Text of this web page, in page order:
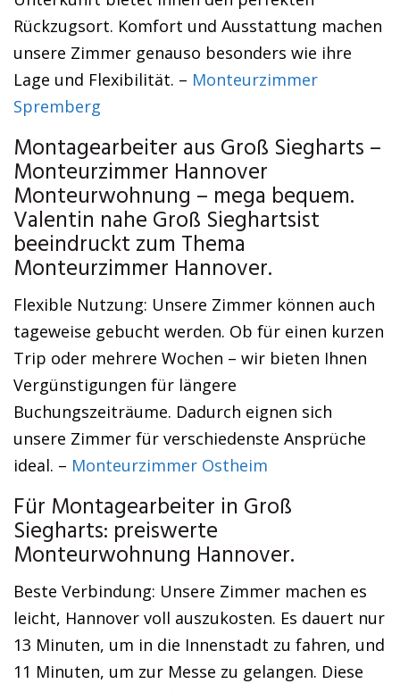
Rückzugsort. Komfort und Ausstattung machen
unsere Zimmer genauso besonders wie ihre
Lage und Flexibilität. – Monteurzimmer
Spremberg
Montagearbeiter aus Groß Siegharts –
Monteurzimmer Hannover
Monteurwohnung – mega bequem.
Valentin nahe Groß Sieghartsist
beeindruckt zum Thema
Monteurzimmer Hannover.
Flexible Nutzung: Unsere Zimmer können auch
tageweise gebucht werden. Ob für einen kurzen
Trip oder mehrere Wochen – wir bieten Ihnen
Vergünstigungen für längere
Buchungszeiträume. Dadurch eignen sich
unsere Zimmer für verschiedenste Ansprüche
ideal. – Monteurzimmer Ostheim
Für Montagearbeiter in Groß
Siegharts: preiswerte
Monteurwohnung Hannover.
Beste Verbindung: Unsere Zimmer machen es
leicht, Hannover voll auszukosten. Es dauert nur
13 Minuten, um in die Innenstadt zu fahren, und
11 Minuten, um zur Messe zu gelangen. Diese